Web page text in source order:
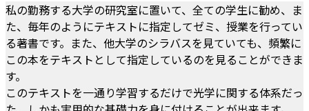
私の勤務する大学の研究室に置いて、全ての学生に勧め、ま
た、毎年のようにテキストに指定してゼミ、授業を行ってい
る著書です。また、他大学のシラバスを見ていても、頻繁に
この本をテキストとして指定しているのを見ることができま
す。
このテキストを一通り学習するだけで光学に関する体系だっ